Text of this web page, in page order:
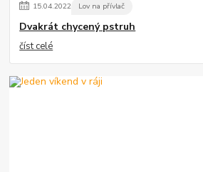
15.04.2022 Lov na přívlač
Dvakrát chycený pstruh
číst celé